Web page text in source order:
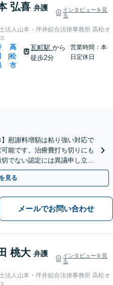
弘喜 弁護
インタビューを見
る
法人山本・坪井綜合法律事務所 高松オ
高
松
市
瓦町駅から
徒歩2分
営業時間：本
日定休日
慰謝料増額は粘り強い対応で
能です。治療費打ち切りにも
でない認定には異議申し立て
見る
メールでお問い合わせ
桃大 弁護
インタビューを見
る
法人山本・坪井綜合法律事務所 高松オ